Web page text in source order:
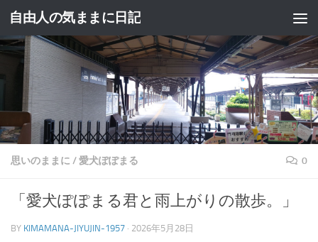
コンテンツへスキップ
自由人の気ままに日記
思いのままに /愛犬ぽぽまる 0
「愛犬ぽぽまる君と雨上がりの散歩。」
BY KIMAMANA-JIYUJIN-1957 · 2026年5月28日